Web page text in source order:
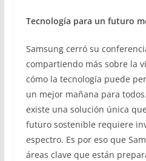
Tecnología para un futuro
Samsung cerró su
compartiendo más sobre la
cómo la tecnología puede
un mejor mañana para
existe una solución única
futuro sostenible requiere
espectro. Es por eso que
áreas clave que están